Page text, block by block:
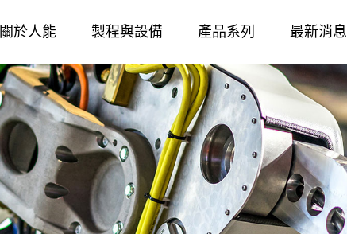
關於人能 製程與設備 產品系列 最新消息